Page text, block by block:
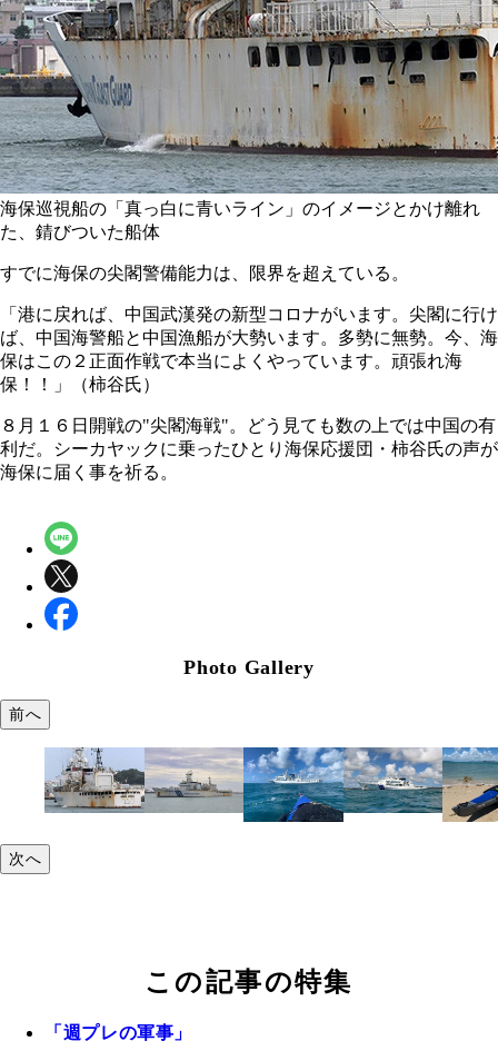
海保巡視船の「真っ白に青いライン」のイメージとかけ離れ
た、錆びついた船体
すでに海保の尖閣警備能力は、限界を超えている。
「港に戻れば、中国武漢発の新型コロナがいます。尖閣に行け
ば、中国海警船と中国漁船が大勢います。多勢に無勢。今、海
保はこの２正面作戦で本当によくやっています。頑張れ海
保！！」（柿谷氏）
８月１６日開戦の"尖閣海戦"。どう見ても数の上では中国の有
利だ。シーカヤックに乗ったひとり海保応援団・柿谷氏の声が
海保に届く事を祈る。
Photo Gallery
前へ
次へ
この記事の特集
「週プレの軍事」